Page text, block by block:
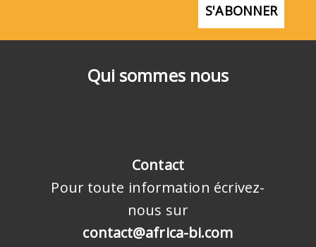
Qui sommes nous
Contact
Pour toute information écrivez-
nous sur
contact@africa-bi.com
S'ABONNER